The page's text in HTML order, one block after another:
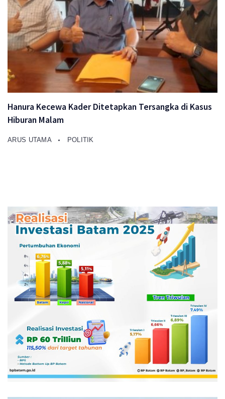
Hanura Kecewa Kader Ditetapkan Tersangka di Kasus
Hiburan Malam
ARUS UTAMA POLITIK